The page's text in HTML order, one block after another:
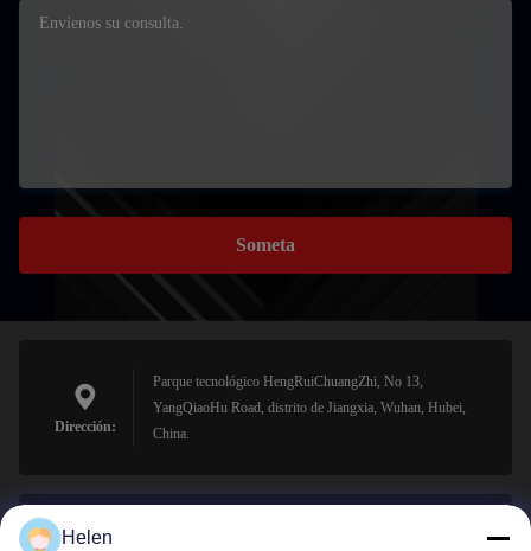
Someta
Dirección:
Parque tecnológico HengRuiChuangZhi, No 13,
YangQiaoHu Road, distrito de Jiangxia, Wuhan, Hubei,
China.
Helen